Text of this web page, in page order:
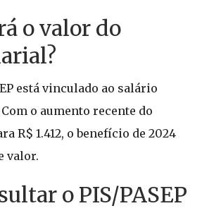
o valor do
está vinculado ao salário
o aumento recente do
R$ 1.412, o benefício de 2024
valor.
o PIS/PASEP